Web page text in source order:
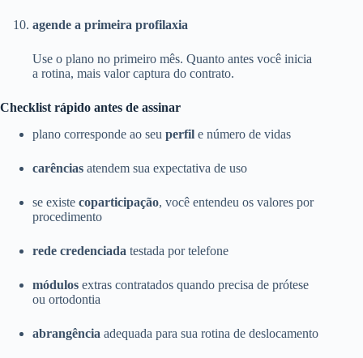
agende a primeira profilaxia
Use o plano no primeiro mês. Quanto antes você inicia
a rotina, mais valor captura do contrato.
Checklist rápido antes de assinar
plano corresponde ao seu perfil e número de vidas
carências atendem sua expectativa de uso
se existe coparticipação, você entendeu os valores por
procedimento
rede credenciada testada por telefone
módulos extras contratados quando precisa de prótese
ou ortodontia
abrangência adequada para sua rotina de deslocamento